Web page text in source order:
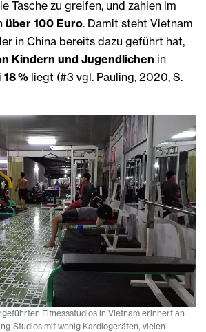
Tasche zu greifen, und zahlen im
über 100 Euro. Damit steht Vietnam
in China bereits dazu geführt hat,
Kindern und Jugendlichen in
18 % liegt (#3 vgl. Pauling, 2020, S.
Fitnessstudios in Vietnam erinnert an
Studios mit wenig Kardiogeräten, vielen